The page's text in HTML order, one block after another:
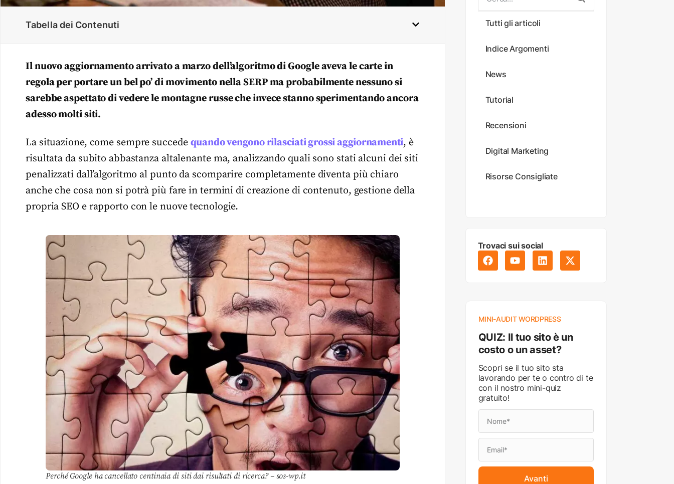
Tabella dei Contenuti
Il nuovo aggiornamento arrivato a marzo dell’algoritmo di Google aveva le carte in
regola per portare un bel po’ di movimento nella SERP ma probabilmente nessuno si
sarebbe aspettato di vedere le montagne russe che invece stanno sperimentando ancora
adesso molti siti.
La situazione, come sempre succede quando vengono rilasciati grossi aggiornamenti, è
risultata da subito abbastanza altalenante ma, analizzando quali sono stati alcuni dei siti
penalizzati dall’algoritmo al punto da scomparire completamente diventa più chiaro
anche che cosa non si potrà più fare in termini di creazione di contenuto, gestione della
propria SEO e rapporto con le nuove tecnologie.
Perché Google ha cancellato centinaia di siti dai risultati di ricerca? – sos-wp.it
Tutti gli articoli
Indice Argomenti
News
Tutorial
Recensioni
Digital Marketing
Risorse Consigliate
Trovaci sui social
MINI-AUDIT WORDPRESS
QUIZ: Il tuo sito è un
costo o un asset?
Scopri se il tuo sito sta
lavorando per te o contro di te
con il nostro mini-quiz
gratuito!
Avanti